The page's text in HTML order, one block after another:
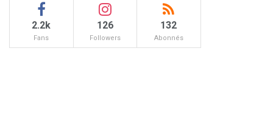
2.2k
Fans
126
Followers
132
Abonnés